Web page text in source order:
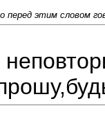
перед этим словом